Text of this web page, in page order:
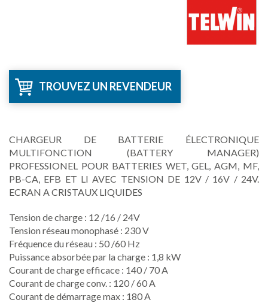
TROUVEZ UN REVENDEUR
CHARGEUR DE BATTERIE ÉLECTRONIQUE
MULTIFONCTION (BATTERY MANAGER)
PROFESSIONEL POUR BATTERIES WET, GEL, AGM, MF,
PB-CA, EFB ET LI AVEC TENSION DE 12V / 16V / 24V.
ECRAN A CRISTAUX LIQUIDES
Tension de charge : 12 /16 / 24V
Tension réseau monophasé : 230 V
Fréquence du réseau : 50 /60 Hz
Puissance absorbée par la charge : 1,8 kW
Courant de charge efficace : 140 / 70 A
Courant de charge conv. : 120 / 60 A
Courant de démarrage max : 180 A